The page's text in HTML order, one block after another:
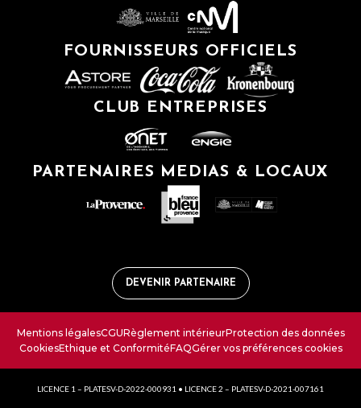
FOURNISSEURS OFFICIELS
CLUB ENTREPRISES
PARTENAIRES MEDIAS & LOCAUX
DEVENIR PARTENAIRE
Mentions légalesCGURèglement intérieurProtection des données
CookiesEthique et ConformitéFAQGérer vos préférences cookies
LICENCE 1 – PLATESV-D-2022-000931 • LICENCE 2 – PLATESV-D-2021-007161